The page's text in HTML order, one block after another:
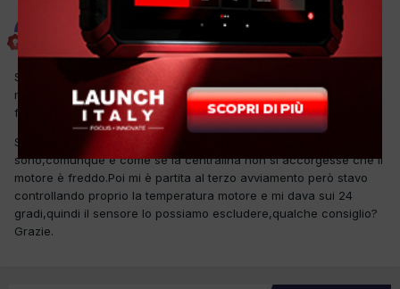
Simone7
Inviato25 Settembre 2017
Salve il cliente si lamenta che a volte specialmente a freddo il
motore non parte al primo colpo,ho riprovato a freddo e
finalmente il difetto si è presentato anche a me.
Stavo facendo la diagnosi,errori in centralina non ci
sono,comunque è come se la centralina non si accorgesse che il
motore è freddo.Poi mi è partita al terzo avviamento però stavo
controllando proprio la temperatura motore e mi dava sui 24
gradi,quindi il sensore lo possiamo escludere,qualche consiglio?
Grazie.